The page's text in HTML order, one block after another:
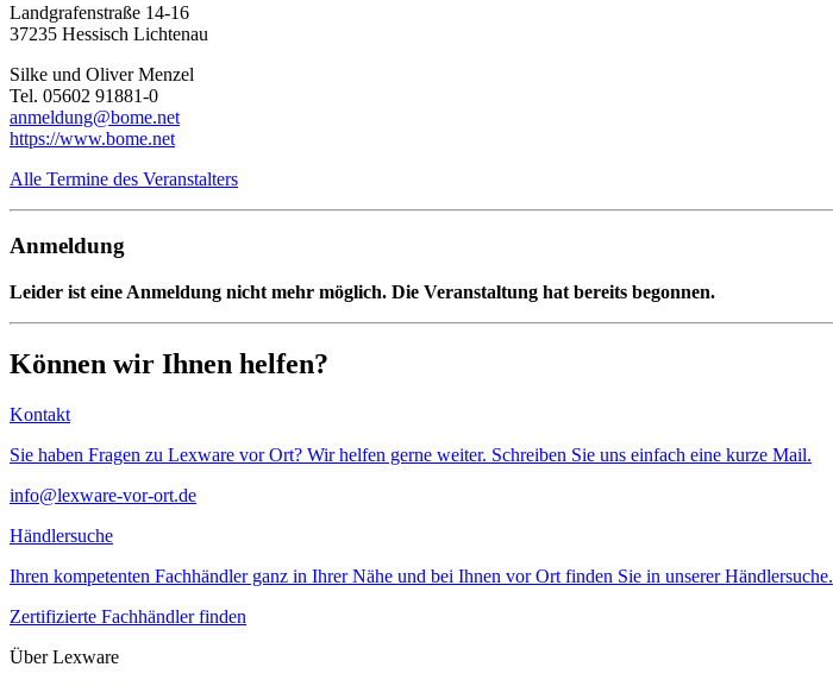
Landgrafenstraße 14-16
37235 Hessisch Lichtenau
Silke und Oliver Menzel
Tel. 05602 91881-0
anmeldung@bome.net
https://www.bome.net
Alle Termine des Veranstalters
Anmeldung
Leider ist eine Anmeldung nicht mehr möglich. Die Veranstaltung hat bereits begonnen.
Können wir Ihnen helfen?
Kontakt
Sie haben Fragen zu Lexware vor Ort? Wir helfen gerne weiter. Schreiben Sie uns einfach eine kurze Mail.
info@lexware-vor-ort.de
Händlersuche
Ihren kompetenten Fachhändler ganz in Ihrer Nähe und bei Ihnen vor Ort finden Sie in unserer Händlersuche.
Zertifizierte Fachhändler finden
Über Lexware